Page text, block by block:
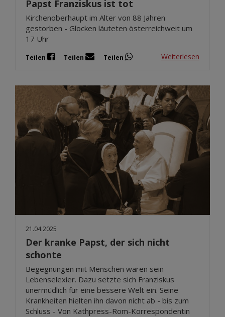
Papst Franziskus ist tot
Kirchenoberhaupt im Alter von 88 Jahren
gestorben - Glocken läuteten österreichweit um
17 Uhr
Teilen Teilen Teilen Weiterlesen
21.04.2025
Der kranke Papst, der sich nicht
schonte
Begegnungen mit Menschen waren sein
Lebenselexier. Dazu setzte sich Franziskus
unermüdlich für eine bessere Welt ein. Seine
Krankheiten hielten ihn davon nicht ab - bis zum
Schluss - Von Kathpress-Rom-Korrespondentin